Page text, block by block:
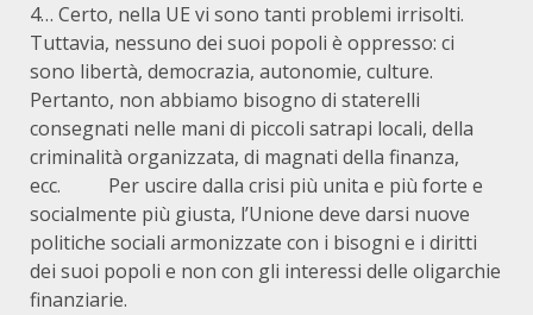
4… Certo, nella UE vi sono tanti problemi irrisolti.
Tuttavia, nessuno dei suoi popoli è oppresso: ci
sono libertà, democrazia, autonomie, culture.
Pertanto, non abbiamo bisogno di staterelli
consegnati nelle mani di piccoli satrapi locali, della
criminalità organizzata, di magnati della finanza,
ecc. Per uscire dalla crisi più unita e più forte e
socialmente più giusta, l’Unione deve darsi nuove
politiche sociali armonizzate con i bisogni e i diritti
dei suoi popoli e non con gli interessi delle oligarchie